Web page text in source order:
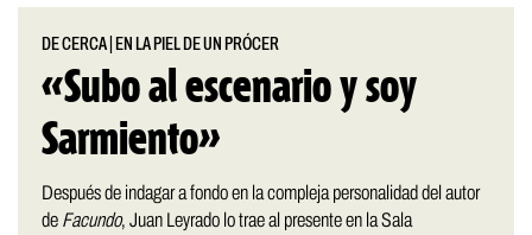
DE CERCA EN LA PIEL DE UN PRÓCER
«Subo al escenario y soy
Sarmiento»
Después de indagar a fondo en la compleja personalidad del autor
de Facundo, Juan Leyrado lo trae al presente en la Sala